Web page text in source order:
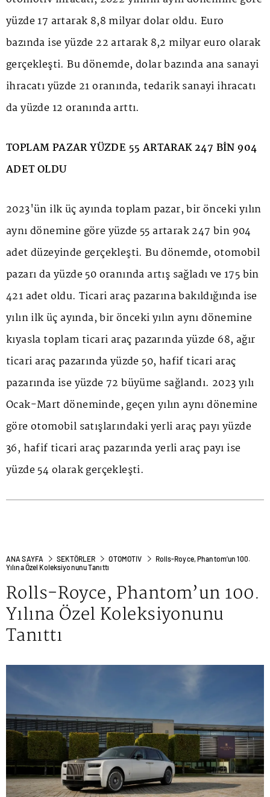
yüzde 17 artarak 8,8 milyar dolar oldu. Euro
bazında ise yüzde 22 artarak 8,2 milyar euro olarak
gerçekleşti. Bu dönemde, dolar bazında ana sanayi
ihracatı yüzde 21 oranında, tedarik sanayi ihracatı
da yüzde 12 oranında arttı.
TOPLAM PAZAR YÜZDE 55 ARTARAK 247 BİN 904
ADET OLDU
2023'ün ilk üç ayında toplam pazar, bir önceki yılın
aynı dönemine göre yüzde 55 artarak 247 bin 904
adet düzeyinde gerçekleşti. Bu dönemde, otomobil
pazarı da yüzde 50 oranında artış sağladı ve 175 bin
421 adet oldu. Ticari araç pazarına bakıldığında ise
yılın ilk üç ayında, bir önceki yılın aynı dönemine
kıyasla toplam ticari araç pazarında yüzde 68, ağır
ticari araç pazarında yüzde 50, hafif ticari araç
pazarında ise yüzde 72 büyüme sağlandı. 2023 yılı
Ocak-Mart döneminde, geçen yılın aynı dönemine
göre otomobil satışlarındaki yerli araç payı yüzde
36, hafif ticari araç pazarında yerli araç payı ise
yüzde 54 olarak gerçekleşti.
ANA SAYFA SEKTÖRLER OTOMOTIV
Rolls-Royce, Phantom’un 100.
Yılına Özel Koleksiyonunu Tanıttı
Rolls-Royce, Phantom’un 100.
Yılına Özel Koleksiyonunu
Tanıttı